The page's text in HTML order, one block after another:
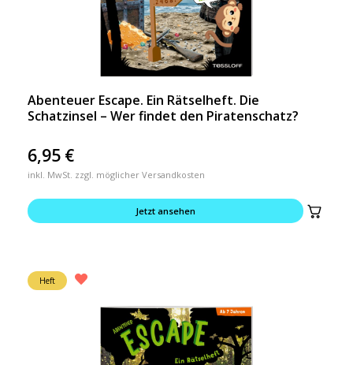
Abenteuer Escape. Ein Rätselheft. Die
Schatzinsel – Wer findet den Piratenschatz?
6,95 €
inkl. MwSt. zzgl. möglicher Versandkosten
Jetzt ansehen
Heft